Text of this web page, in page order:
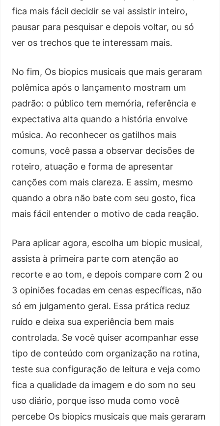
fica mais fácil decidir se vai assistir inteiro,
pausar para pesquisar e depois voltar, ou só
ver os trechos que te interessam mais.
No fim, Os biopics musicais que mais geraram
polêmica após o lançamento mostram um
padrão: o público tem memória, referência e
expectativa alta quando a história envolve
música. Ao reconhecer os gatilhos mais
comuns, você passa a observar decisões de
roteiro, atuação e forma de apresentar
canções com mais clareza. E assim, mesmo
quando a obra não bate com seu gosto, fica
mais fácil entender o motivo de cada reação.
Para aplicar agora, escolha um biopic musical,
assista à primeira parte com atenção ao
recorte e ao tom, e depois compare com 2 ou
3 opiniões focadas em cenas específicas, não
só em julgamento geral. Essa prática reduz
ruído e deixa sua experiência bem mais
controlada. Se você quiser acompanhar esse
tipo de conteúdo com organização na rotina,
teste sua configuração de leitura e veja como
fica a qualidade da imagem e do som no seu
uso diário, porque isso muda como você
percebe Os biopics musicais que mais geraram